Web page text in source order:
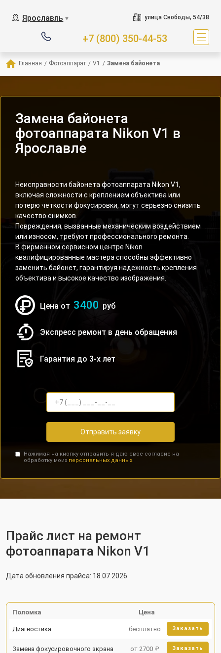
Ярославль ▼ улица Свободы, 54/38
+7 (800) 350-44-53
Главная / Фотоаппарат / V1 / Замена байонета
Замена байонета
фотоаппарата Nikon V1 в
Ярославле
Неисправности байонета фотоаппарата Nikon V1,
включая сложности с креплением объектива или
потерю четкости фокусировки, могут серьезно снизить
качество снимков.
Повреждения, вызванные механическим воздействием
или износом, требуют профессионального ремонта.
В фирменном сервисном центре Nikon
квалифицированные мастера способны эффективно
заменить байонет, гарантируя надежность крепления
объектива и высокое качество изображения.
Цена от 3400 руб
Экспресс ремонт в день обращения
Гарантия до 3-х лет
Отправить заявку
Нажимая на кнопку отправить я даю свое согласие на
обработку моих персональных данных.
Прайс лист на ремонт
фотоаппарата Nikon V1
Дата обновления прайса: 18.07.2026
Поломка Цена
Диагностика бесплатно Заказать
Замена фокусировочного экрана от 2700 ₽ Заказать